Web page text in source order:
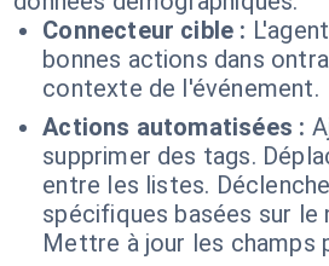
Connecteur cible :
bonnes actions dans
contexte de l'événement.
Actions automatisées :
supprimer des tags.
entre les listes.
spécifiques basées sur le
Mettre à jour les champs